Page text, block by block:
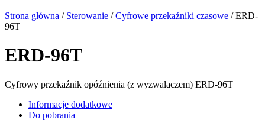
Strona główna / Sterowanie /Cyfrowe przekaźniki czasowe / ERD-
96T
ERD-96T
Cyfrowy przekaźnik opóźnienia (z wyzwalaczem) ERD-96T
Informacje dodatkowe
Do pobrania